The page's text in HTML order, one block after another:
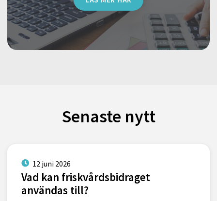
Senaste nytt
12 juni 2026
Vad kan friskvårdsbidraget
användas till?